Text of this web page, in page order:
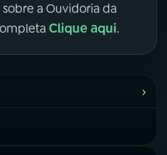
a Ouvidoria da
Clique aqui.
›